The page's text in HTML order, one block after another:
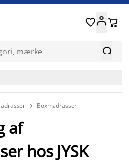

 
 Boxmadrasser
af
hos JYSK